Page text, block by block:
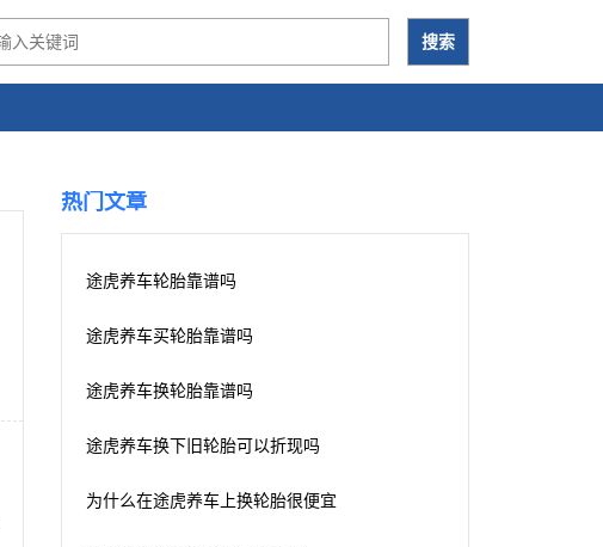
热门文章
途虎养车轮胎靠谱吗
途虎养车买轮胎靠谱吗
途虎养车换轮胎靠谱吗
途虎养车换下旧轮胎可以折现吗
为什么在途虎养车上换轮胎很便宜